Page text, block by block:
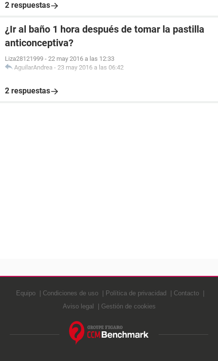
2 respuestas
¿Ir al baño 1 hora después de tomar la pastilla
anticonceptiva?
Liza28121999 - 22 may 2016 a las 12:33
AguilarAndrea - 23 may 2016 a las 06:42
2 respuestas
Equipo Condiciones de uso Política de privacidad
Contacto
Aviso legal
Gestión de cookies